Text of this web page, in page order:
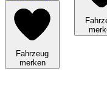
Fahrzeug
merken